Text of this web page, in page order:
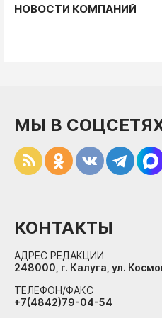
НОВОСТИ КОМПАНИЙ
МЫ В
КОНТАКТЫ
АДРЕС РЕДАКЦИИ
248000, г. Калуга, ул.
ТЕЛЕФОН/ФАКС
+7(4842)79-04-54